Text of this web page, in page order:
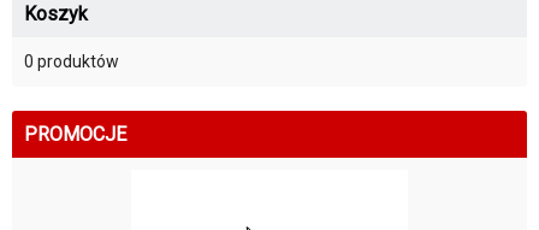
Koszyk
0 produktów
PROMOCJE